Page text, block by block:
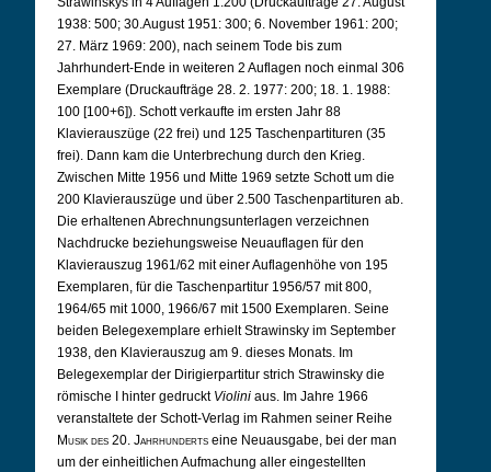
1938: 500; 30.August 1951: 300; 6. November 1961: 200;
27. März 1969: 200), nach seinem Tode bis zum
Jahrhundert-Ende in weiteren 2 Auflagen noch einmal 306
Exemplare (Druckaufträge 28. 2. 1977: 200; 18. 1. 1988:
100 [100+6]). Schott verkaufte im ersten Jahr 88
Klavierauszüge (22 frei) und 125 Taschenpartituren (35
frei). Dann kam die Unterbrechung durch den Krieg.
Zwischen Mitte 1956 und Mitte 1969 setzte Schott um die
200 Klavierauszüge und über 2.500 Taschenpartituren ab.
Die erhaltenen Abrechnungsunterlagen verzeichnen
Nachdrucke beziehungsweise Neuauflagen für den
Klavierauszug 1961/62 mit einer Auflagenhöhe von 195
Exemplaren, für die Taschenpartitur 1956/57 mit 800,
1964/65 mit 1000, 1966/67 mit 1500 Exemplaren. Seine
beiden Belegexemplare erhielt Strawinsky im September
1938, den Klavierauszug am 9. dieses Monats. Im
Belegexemplar der Dirigierpartitur strich Strawinsky die
römische I hinter gedruckt Violini aus. Im Jahre 1966
veranstaltete der Schott-Verlag im Rahmen seiner Reihe
Musik des 20. Jahrhunderts eine Neuausgabe, bei der man
um der einheitlichen Aufmachung aller eingestellten